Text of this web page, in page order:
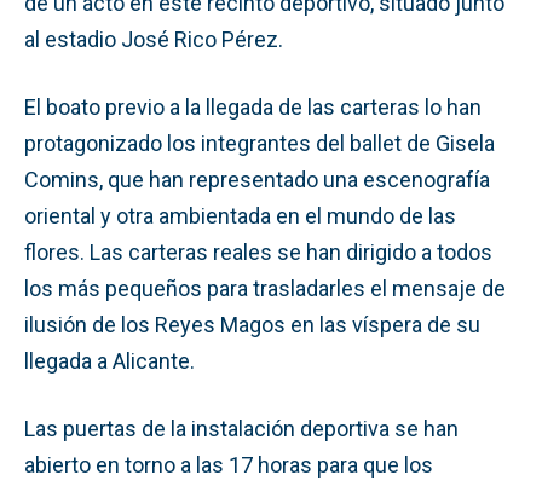
al estadio José Rico Pérez.
El boato previo a la llegada de las carteras lo han
protagonizado los integrantes del ballet de Gisela
Comins, que han representado una escenografía
oriental y otra ambientada en el mundo de las
flores. Las carteras reales se han dirigido a todos
los más pequeños para trasladarles el mensaje de
ilusión de los Reyes Magos en las víspera de su
llegada a Alicante.
Las puertas de la instalación deportiva se han
abierto en torno a las 17 horas para que los